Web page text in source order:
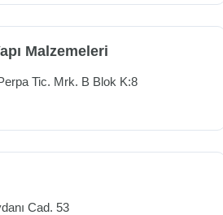
Malzemeleri
Tic. Mrk. B Blok K:8
Cad. 53